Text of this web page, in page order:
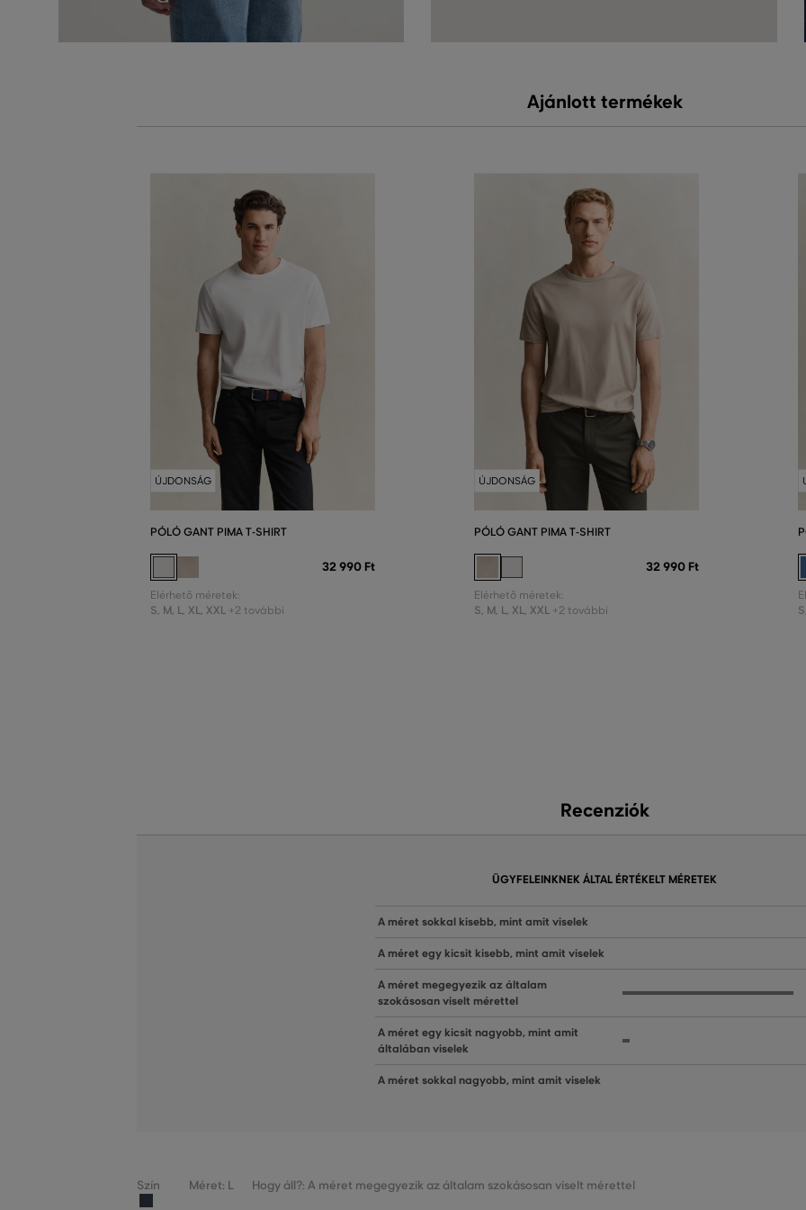
Ajánlott termékek
ÚJDONSÁG
PÓLÓ GANT PIMA T-SHIRT
32 990 Ft
Elérhető méretek:
S, M, L, XL, XXL +2 további
ÚJDONSÁG
PÓLÓ GANT PIMA T-SHIRT
32 990 Ft
Elérhető méretek:
S, M, L, XL, XXL +2 további S
Recenziók
ÜGYFELEINKNEK ÁLTAL ÉRTÉKELT MÉRETEK
A méret sokkal kisebb, mint amit viselek
A méret egy kicsit kisebb, mint amit viselek
A méret megegyezik az általam
szokásosan viselt mérettel
A méret egy kicsit nagyobb, mint amit
általában viselek
A méret sokkal nagyobb, mint amit viselek
Szín Méret: L Hogy áll?: A méret megegyezik az általam szokásosan viselt mérettel